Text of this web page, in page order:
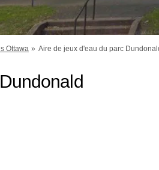
Ottawa Aire de jeux d'eau du parc
du parcdu parc
d'eau du parc
d'eau du parc